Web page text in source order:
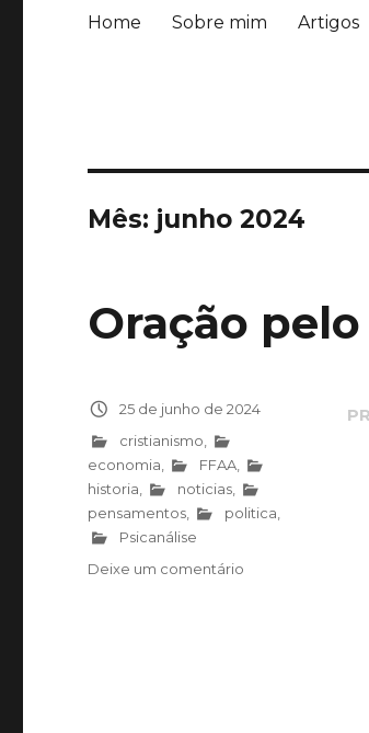
Home Sobre mim Artigos
Mês: junho 2024
Oração
Publicado
em
25 de junho de 2024
Categorias
cristianismo
economia
FFAA
historia
noticias
pensamentos
politica
Psicanálise
Deixe um comentário